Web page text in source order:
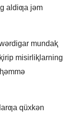
aldiƣa jǝm
mundaⱪ
misirliⱪlarning
qüxkǝn